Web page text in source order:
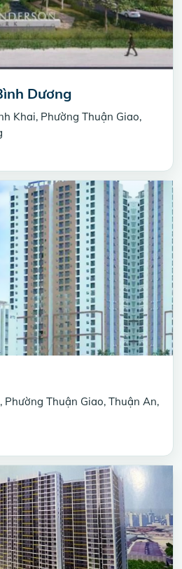
Dương
Khai, Phường Thuận Giao,
Thuận Giao, Thuận An,